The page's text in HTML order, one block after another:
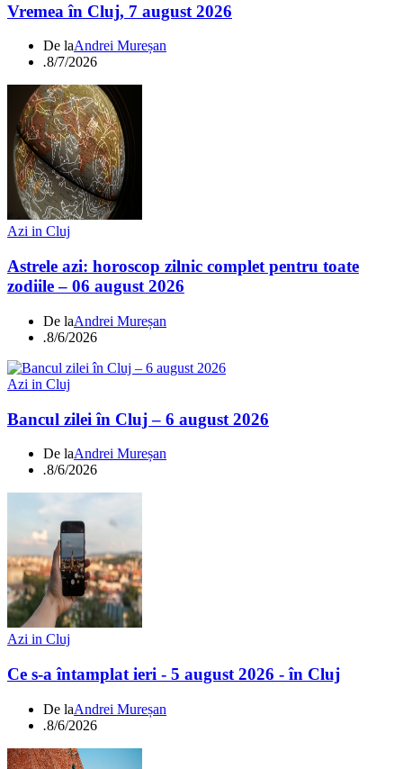
Vremea în Cluj, 7 august 2026
De laAndrei Mureșan
.8/7/2026
Azi in Cluj
Astrele azi: horoscop zilnic complet pentru toate
zodiile – 06 august 2026
De laAndrei Mureșan
.8/6/2026
Azi in Cluj
Bancul zilei în Cluj – 6 august 2026
De laAndrei Mureșan
.8/6/2026
Azi in Cluj
Ce s-a întamplat ieri - 5 august 2026 - în Cluj
De laAndrei Mureșan
.8/6/2026